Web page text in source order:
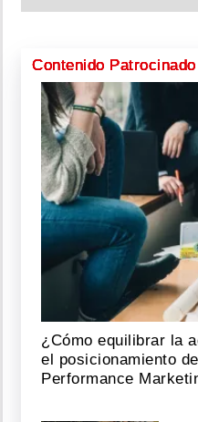
Contenido Patrocinado
¿Cómo equilibrar la
el posicionamiento
Performance